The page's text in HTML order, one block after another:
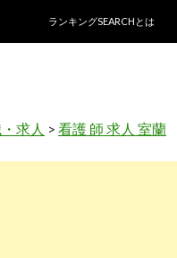
ランキングSEARCHとは
求人 > 看護 師 求人 室蘭